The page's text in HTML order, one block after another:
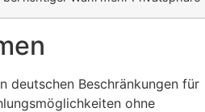
deutschen Beschränkungen für
ohne